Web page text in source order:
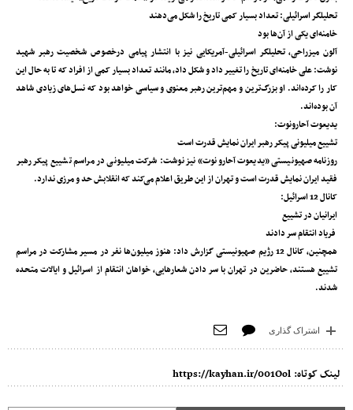
تحلیلگر اسرائیلی: تعداد بسیار کمی تاریخ را شکل می‌دهند
خامنه‌ای یکی از آن‌ها بود
آلون میزراحی، تحلیلگر اسرائیلی-آمریکایی نیز با انتشار پیامی درخصوص شخصیت رهبر شهید
نوشت: علی خامنه‌ای تاریخ را تغییر داد و شکل داد، مانند تعداد بسیار کمی از افراد که تا به حال این
کار را کرده‌اند. او بزرگ‌ترین و مهم‌ترین رهبر معنوی و سیاسی خواهد بود که نسل‌های زیادی شاهد
آن بوده‌اند.
یدیعوت آحارونوت:
تشییع میلیونی پیکر رهبر ایران نمایش قدرت است
روزنامه صهیونیستی «یدیعوت آحارونوت» نیز نوشت: شرکت میلیونی در مراسم تشییع پیکر رهبر
فقید ایران نمایش قدرت است و تهران از این طریق اعلام می‌کند که انقلابش حد و مرزی ندارد.
کانال 12 اسرائیل:
ایرانیان در تشییع
فریاد انتقام سر دادند
همچنین، کانال 12 رژیم صهیونیستی گزارش داد: هنوز میلیون‌ها نفر در مسیر مشارکت در مراسم
تشییع هستند، حاضرین در تهران با سر دادن شعارهایی، خواهان انتقام از اسرائیل و ایالات متحده
شدند.
اشتراک گذاری
لینک کوتاه: https://kayhan.ir/001Ool